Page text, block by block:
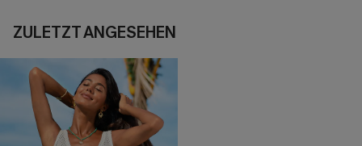
ZULETZT ANGESEHEN